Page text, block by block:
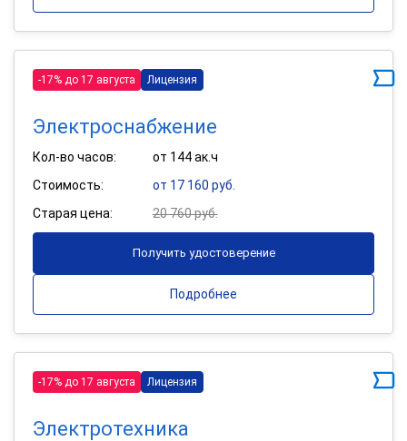
-17% до 17 августа Лицензия
Электроснабжение
Кол-во часов:
от 144 ак.ч
Стоимость:
от 17 160 руб.
Старая цена:
20 760 руб.
Получить удостоверение
Подробнее
-17% до 17 августа Лицензия
Электротехника